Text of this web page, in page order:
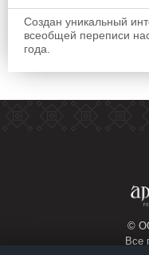
Создан уникальный
всеобщей переписи
года.
©
Все